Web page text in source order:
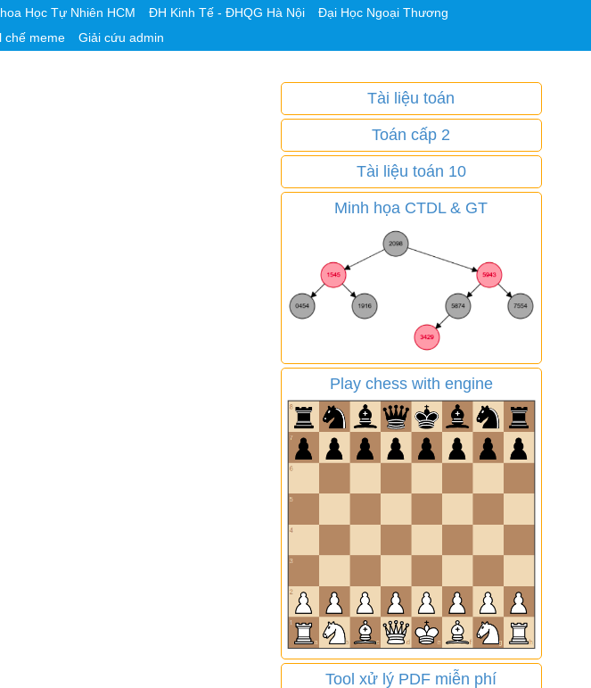
Học Tự Nhiên HCM ĐH Kinh Tế - ĐHQG Hà Nội
Đại Học Ngoại Thương
chế meme Giải cứu admin
Tài liệu toán
Toán cấp 2
Tài liệu toán 10
Minh họa CTDL & GT
Play chess with engine
Tool xử lý PDF miễn phí